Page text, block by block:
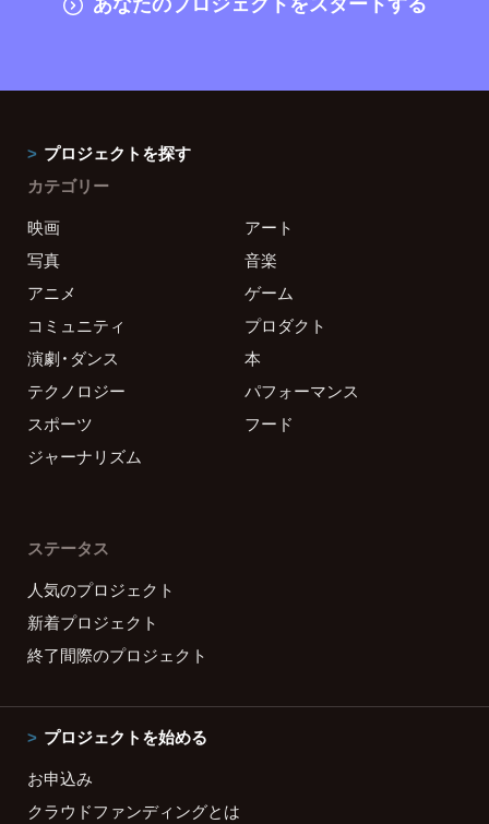
プロジェクトを探す
カテゴリー
映画
アート
写真
音楽
アニメ
ゲーム
コミュニティ
プロダクト
演劇・ダンス
本
テクノロジー
パフォーマンス
スポーツ
フード
ジャーナリズム
ステータス
人気のプロジェクト
新着プロジェクト
終了間際のプロジェクト
プロジェクトを始める
お申込み
クラウドファンディングとは